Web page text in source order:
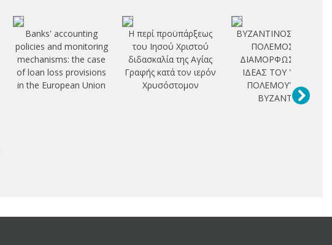
Banks' accounting
policies and monitoring
mechanisms: the case
of loan loss provisions
in the European Union
Η περί προϋπάρξεως
του Ιησού Χριστού
διδασκαλία της Αγίας
Γραφής κατά τον ιερόν
Χρυσόστομον
ΒΥΖΑΝΤΙΝΟΣ "ΙΕΡΟΣ
ΠΟΛΕΜΟΣ". Η
ΔΙΑΜΟΡΦΩΣΗ ΤΗΣ
ΙΔΕΑΣ ΤΟΥ "ΙΕΡΟΥ
ΠΟΛΕΜΟΥ" ΣΤΟ
ΒΥΖΑΝΤΙΟ